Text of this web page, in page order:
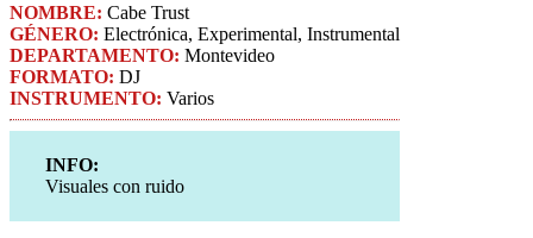
NOMBRE: Cabe Trust
GÉNERO: Electrónica, Experimental, Instrumental
DEPARTAMENTO: Montevideo
FORMATO: DJ
INSTRUMENTO: Varios
INFO:
Visuales con ruido